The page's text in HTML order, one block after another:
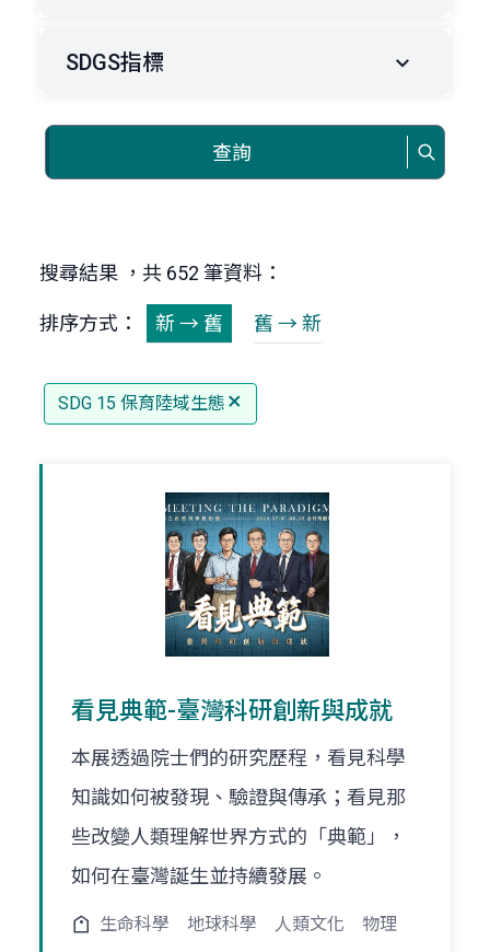
SDGS指標
查詢
搜尋結果 ，共 652 筆資料：
排序方式： 新 → 舊 舊 → 新
SDG 15 保育陸域生態
看見典範-臺灣科研創新與成就
本展透過院士們的研究歷程，看見科學
知識如何被發現、驗證與傳承；看見那
些改變人類理解世界方式的「典範」，
如何在臺灣誕生並持續發展。
生命科學 地球科學 人類文化 物理